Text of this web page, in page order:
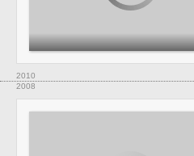
2010
2008